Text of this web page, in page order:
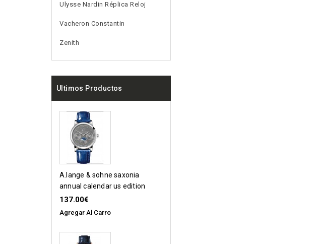
Ulysse Nardin Réplica Reloj
Vacheron Constantin
Zenith
Ultimos Productos
a.lange & sohne saxonia
annual calendar us edition
330.039 réplica de reloj
137.00€
Agregar Al Carro